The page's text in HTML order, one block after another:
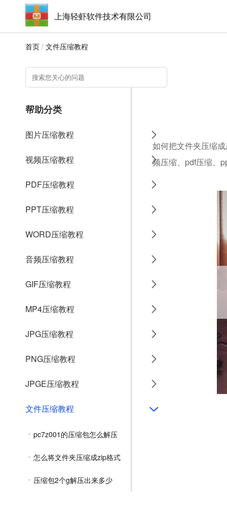
上海轻虾软件技术有限公司
首页 / 文件压缩教程
帮助分类
图片压缩教程
视频压缩教程
PDF压缩教程
PPT压缩教程
WORD压缩教程
音频压缩教程
GIF压缩教程
MP4压缩教程
JPG压缩教程
PNG压缩教程
JPGE压缩教程
文件压缩教程
pc7z001的压缩包怎么解压
怎么将文件夹压缩成zip格式
压缩包2个g解压出来多少
如何把文件夹压缩
频压缩、pdf压缩、